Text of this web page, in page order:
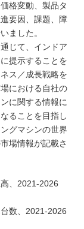
格変動、製品タ
要因、課題、障
ました。
じて、インドア
提示することを
ス／成長戦略を
における自社の
に関する情報に
ることを目指し
グマシンの世界
場情報が記載さ
、2021-2026
数、2021-2026